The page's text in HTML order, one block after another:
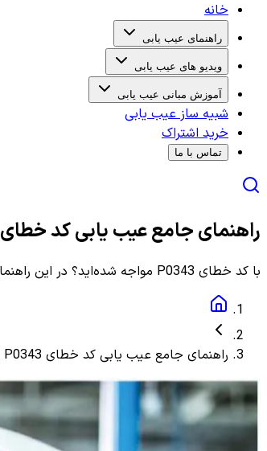
خانه
راهنمای عیب یابی
ویدیو های عیب یابی
آموزش مبانی عیب یابی
شبیه ساز عیب یابی
خرید اشتراک
تماس با ما
راهنمای جامع عیب یابی کد خطای P0343 | دلایل، علائم و راهنمای مرحله به مرحله
با کد خطای P0343 مواجه شده‌اید؟ در این راهنمای تخصصی، به صورت گام به گام با دلایل، علائم و روش‌های دقیق عیب یابی و رفع این ارور آشنا شوید.
راهنمای جامع عیب یابی کد خطای P0343 | دلایل، علائم و راهنمای مرحله به مرحله